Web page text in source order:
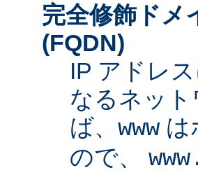
完全修飾ドメ
(FQDN)
IP アドレ
なるネッ
ば、 www は
ので、